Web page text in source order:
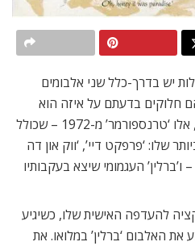
יש בדרך-כלל שני אלבומים
חלוקים בדעתם על איזה הוא
הטוב ביותר. במקרה של לו ריד, אלו ‘טרנספורמר’ מ-1972 – שכולל
שלו: ‘פרפקט דיי’, ‘ווק און דה
ו’ברלין’ העגמומי שיצא בעקבותיו
להעדפה האישית שלו, כשיגיע
את האלבום ‘ברלין’ במלואו. את